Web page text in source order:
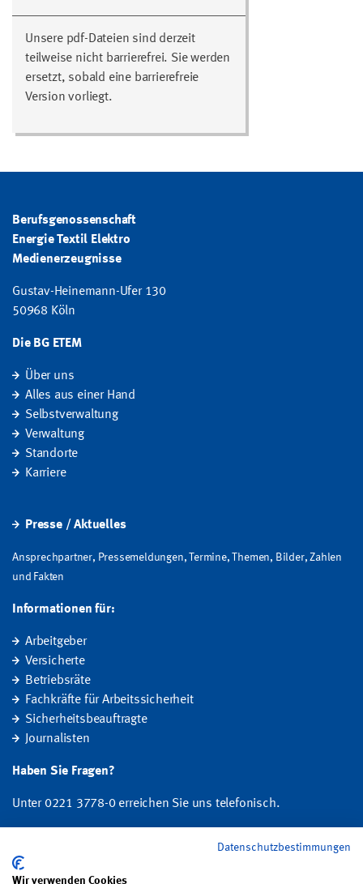
Unsere pdf-Dateien sind derzeit
teilweise nicht barrierefrei. Sie werden
ersetzt, sobald eine barrierefreie
Version vorliegt.
Berufsgenossenschaft
Energie Textil Elektro
Medienerzeugnisse
Gustav-Heinemann-Ufer 130
50968 Köln
Die BG ETEM
Über uns
Alles aus einer Hand
Selbstverwaltung
Verwaltung
Standorte
Karriere
Presse / Aktuelles
Ansprechpartner, Pressemeldungen, Termine, Themen, Bilder, Zahlen
und Fakten
Informationen für:
Arbeitgeber
Versicherte
Betriebsräte
Fachkräfte für Arbeitssicherheit
Sicherheitsbeauftragte
Journalisten
Haben Sie Fragen?
Unter 0221 3778-0 erreichen Sie uns telefonisch.
Entschädigung, Prävention sowie Fragen zu Mitgliedschaft und Beitrag.
Datenschutzbestimmungen
Wir verwenden Cookies